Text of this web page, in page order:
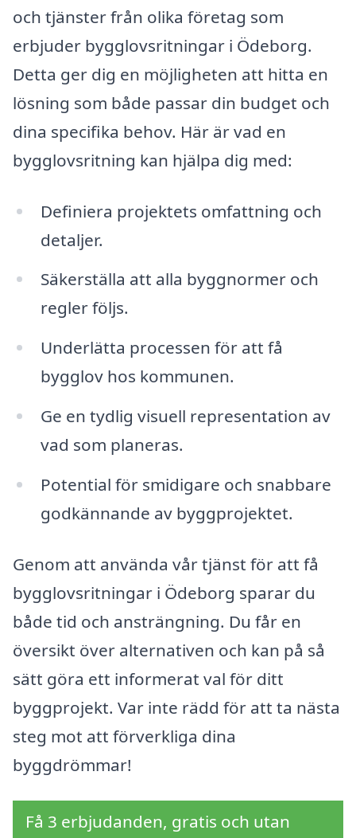
och tjänster från olika företag som
erbjuder bygglovsritningar i Ödeborg.
Detta ger dig en möjligheten att hitta en
lösning som både passar din budget och
dina specifika behov. Här är vad en
bygglovsritning kan hjälpa dig med:
Definiera projektets omfattning och
detaljer.
Säkerställa att alla byggnormer och
regler följs.
Underlätta processen för att få
bygglov hos kommunen.
Ge en tydlig visuell representation av
vad som planeras.
Potential för smidigare och snabbare
godkännande av byggprojektet.
Genom att använda vår tjänst för att få
bygglovsritningar i Ödeborg sparar du
både tid och ansträngning. Du får en
översikt över alternativen och kan på så
sätt göra ett informerat val för ditt
byggprojekt. Var inte rädd för att ta nästa
steg mot att förverkliga dina
byggdrömmar!
Få 3 erbjudanden, gratis och utan